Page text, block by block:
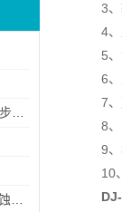
3
4
5
6
7
8
9
10